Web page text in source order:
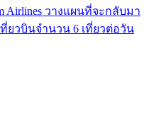
Airlines วางแผนที่จะกลับมา
ยวบินจำนวน 6 เที่ยวต่อวัน